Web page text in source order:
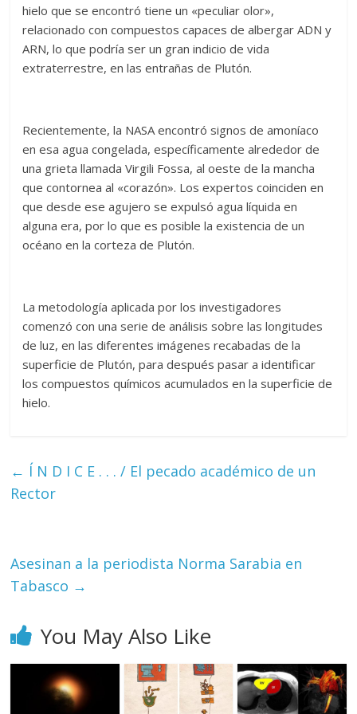
hielo que se encontró tiene un «peculiar olor»,
relacionado con compuestos capaces de albergar ADN y
ARN, lo que podría ser un gran indicio de vida
extraterrestre, en las entrañas de Plutón.
Recientemente, la NASA encontró signos de amoníaco
en esa agua congelada, específicamente alrededor de
una grieta llamada Virgili Fossa, al oeste de la mancha
que contornea al «corazón». Los expertos coinciden en
que desde ese agujero se expulsó agua líquida en
alguna era, por lo que es posible la existencia de un
océano en la corteza de Plutón.
La metodología aplicada por los investigadores
comenzó con una serie de análisis sobre las longitudes
de luz, en las diferentes imágenes recabadas de la
superficie de Plutón, para después pasar a identificar
los compuestos químicos acumulados en la superficie de
hielo.
← Í N D I C E . . . / El pecado académico de un
Rector
Asesinan a la periodista Norma Sarabia en
Tabasco →
You May Also Like